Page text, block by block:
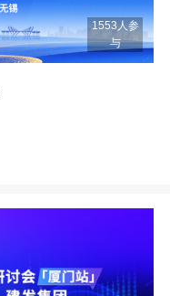
1553人参
与